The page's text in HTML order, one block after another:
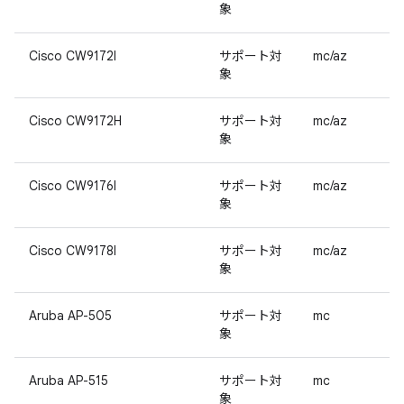
象
Cisco CW9172I
サポート対
象
mc/az
Cisco CW9172H
サポート対
象
mc/az
Cisco CW9176I
サポート対
象
mc/az
Cisco CW9178I
サポート対
象
mc/az
Aruba AP-505
サポート対
象
mc
Aruba AP-515
サポート対
象
mc